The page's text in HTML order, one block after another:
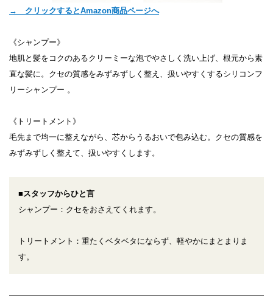
→ クリックするとAmazon商品ページへ
《シャンプー》
地肌と髪をコクのあるクリーミーな泡でやさしく洗い上げ、根元から素
直な髪に。クセの質感をみずみずしく整え、扱いやすくするシリコンフ
リーシャンプー 。
《トリートメント》
毛先まで均一に整えながら、芯からうるおいで包み込む。クセの質感を
みずみずしく整えて、扱いやすくします。
■スタッフからひと言
シャンプー：クセをおさえてくれます。
トリートメント：重たくベタベタにならず、軽やかにまとまりま
す。